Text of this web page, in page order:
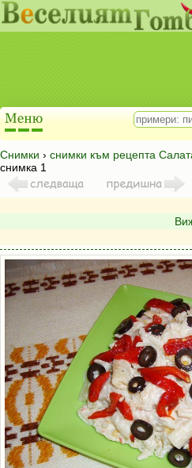
Снимки › снимки към рецепта
снимка 1